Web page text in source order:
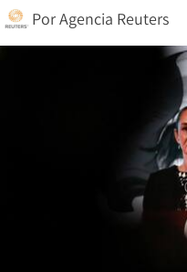
PorAgencia Reuters